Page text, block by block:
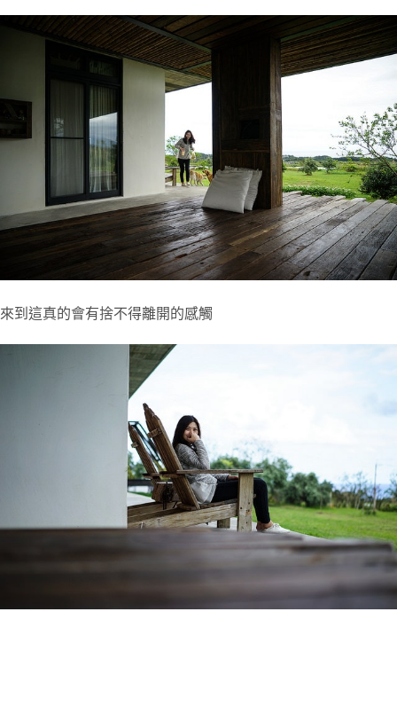
來到這真的會有捨不得離開的感觸